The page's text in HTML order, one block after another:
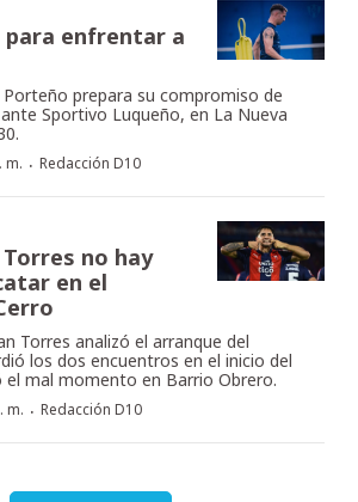
para enfrentar a
Porteño prepara su compromiso de
Sportivo Luqueño, en La Nueva
m. · Redacción D10
no hay
en el
Torres analizó el arranque del
los dos encuentros en el inicio del
el mal momento en Barrio Obrero.
m. · Redacción D10